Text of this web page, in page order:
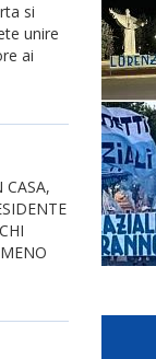
si
unire
ai